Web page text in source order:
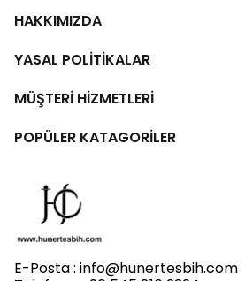
HAKKIMIZDA
YASAL POLİTİKALAR
MÜŞTERİ HİZMETLERİ
POPÜLER KATAGORİLER
E-Posta : info@hunertesbih.com